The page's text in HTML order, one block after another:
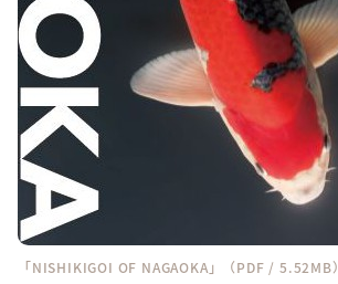
「NISHIKIGOI OF NAGAOKA」（PDF / 5.52MB）